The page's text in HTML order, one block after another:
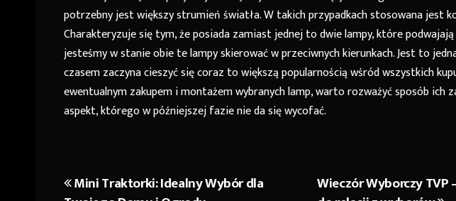
potrzebny jest większy strumień światła. W takich przypadkach stosowana jest
Charakteryzuje się tym, że posiada zamiast jednej to dwie lampy, które
jesteśmy w stanie obie te lampy skierować w przeciwnych kierunkach. Jest to
czasem zaczyna cieszyć się coraz to większą popularnością wśród wszystkich
ewentualnym zakupem i montażem wybranych lamp, warto rozważyć sposób ich
aspekt, którego w późniejszej fazie nie da się wycofać.
Nawigacja
Wieczór Wyborczy
Mini Traktorki: Idealny Wybór dla